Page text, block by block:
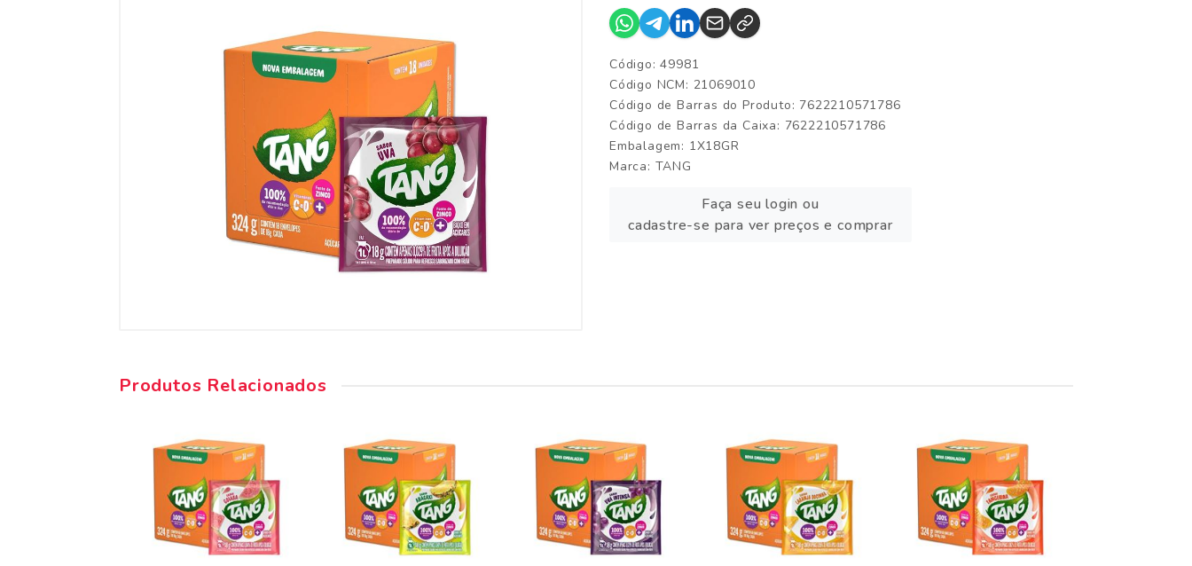
Código: 49981
Código NCM: 21069010
Código de Barras do Produto: 7622210571786
Código de Barras da Caixa: 7622210571786
Embalagem: 1X18GR
Marca: TANG
Faça seu login ou
cadastre-se para ver preços e comprar
Produtos Relacionados